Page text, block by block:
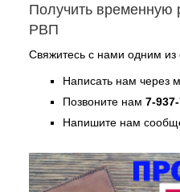
Получить временную
РВП
Свяжитесь с нами одним
Написать нам через
Позвоните нам 7-
Напишите нам